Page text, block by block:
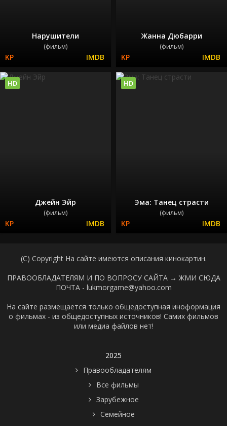
Нарушители
(фильм)
Жанна Дюбарри
(фильм)
Джейн Эйр
(фильм)
HD
Эма: Танец страсти
(фильм)
HD
(C) Copyright На сайте имеются описания кинокартин.
ПРАВООБЛАДАТЕЛЯМ И ПО ВОПРОСУ САЙТА → ЖМИ СЮДА
ПОЧТА - lukmorgame@yahoo.com
На сайте размещается только общедоступная иноформация
о фильмах - из общедоступных источников! Самих фильмов
или медиа файлов нет!
2025
Правообладателям
Все фильмы
Зарубежное
Семейное